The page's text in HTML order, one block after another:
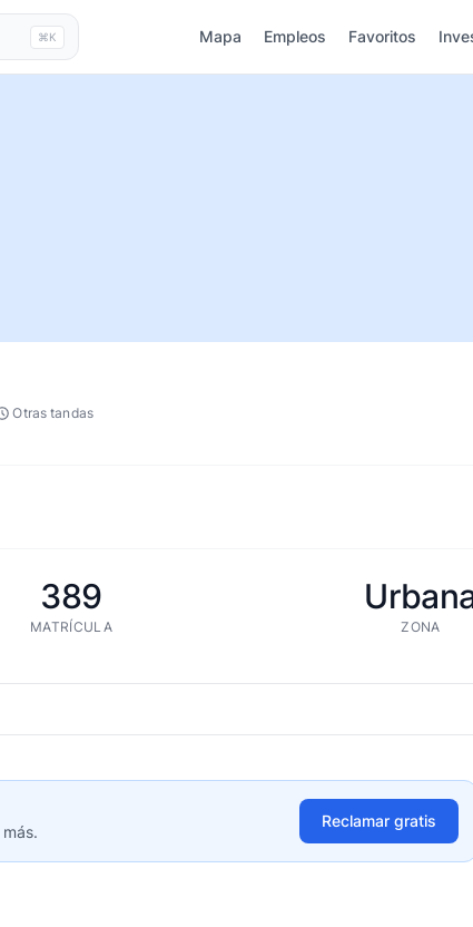
⌘K Mapa Empleos Favoritos
Otras tandas
389
MATRÍCULA ZONA
Reclamar gratis